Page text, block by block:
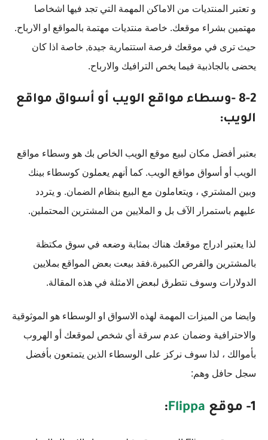
و تعتبر المنتديات من الاماكن المهمة التي تجد فيها اشخاصا
مهتمين بشراء موقعك. خاصة منتديات مهتمة بالمواقع او الارباح.
حيث ترى في موقعك فرصة استتمارية جيدة, خاصة اذا كان
يحضى بالجاذبية فيما يخص الترافيك والارباح.
8-2 -وسطاء مواقع الويب أو أسواق مواقع
الويب:
بعتبر أفضل مكان لبيع موقع الويب الخاص بك هو وسطاء مواقع
الويب أو أسواق مواقع الويب. كما أنهم يعملون كوسطاء بينك
وبين المشتري ، ويتعاملون مع البيع بنظام الضمان. و يتردد
عليهم باستمرار الآف بل و الملايين من المشترين المحتملين.
لذا يعتبر ادراج موقعك هناك بمثابة وضعه في سوق مكتظة
بالمشترين والفرص الكبيرة.فقد بيعت بعض المواقع بملايين
الدولارات وسوف نتطرق لبعض الامثلة في هذه المقالة.
وايضا من الميزات المهمة لهذه الاسواق او الوسطاء هو الموثوقية
والاحترافية وضمان عدم سرقة أي شخص لموقعك أو الهروب
بأموالك ، لذا سوف نركز على الوسطاء الذين يتمتعون بأفضل
سجل حافل وهم:
1- موقع Flippa
: